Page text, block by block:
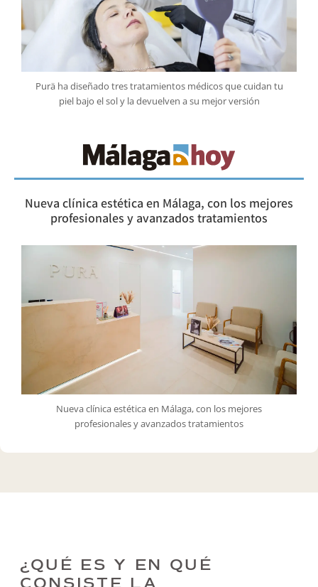
Purä ha diseñado tres tratamientos médicos que cuidan tu
piel bajo el sol y la devuelven a su mejor versión
Nueva clínica estética en Málaga, con los mejores
profesionales y avanzados tratamientos
Nueva clínica estética en Málaga, con los mejores
profesionales y avanzados tratamientos
¿QUÉ ES Y EN QUÉ